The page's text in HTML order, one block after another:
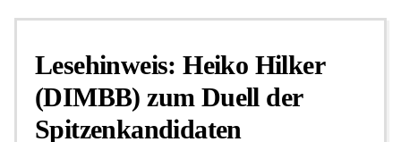
Personalien
Hintergrund
Lesehinweis: Heiko Hilker
(DIMBB) zum Duell der
Spitzenkandidaten